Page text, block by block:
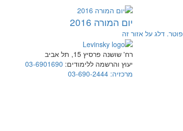
יום המורה 2016
פוטר. דלג על אזור זה
רח' שושנה פרסיץ 15, תל אביב
יעוץ והרשמה ללימודים: 03-6901690
מרכזיה: 03-690-2444